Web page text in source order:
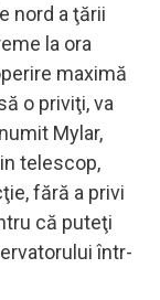
nord a ţării
la ora
maximă
o priviţi, va
Mylar,
telescop,
fără a privi
că puteţi
într-